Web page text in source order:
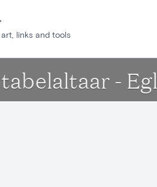
links and tools
-